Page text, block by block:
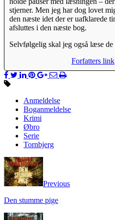
stjerner. Men jeg har dog lovet
den næste idet der er uafklarede
afsluttes i den næste bog.
Selvfølgelig skal jeg også læse
Forfatters link
Anmeldelse
Boganmeldelse
Krimi
Øbro
Serie
Tornbjerg
Previous
Den stumme pige